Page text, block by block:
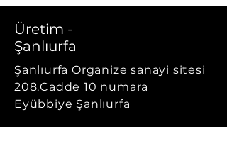
Üretim -
Şanlıurfa
Şanlıurfa Organize sanayi sitesi
208.Cadde 10 numara
Eyübbiye Şanlıurfa